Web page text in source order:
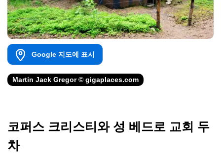
Google 지도에 표시
Martin Jack Gregor © gigaplaces.com
코퍼스 크리스티와 성 베드로 교회 두
차